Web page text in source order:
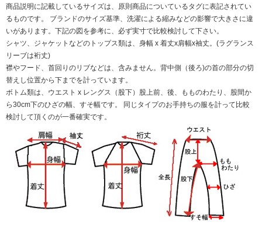
商品説明に記載しているサイズは、原則商品についているタグに表記されてい
るものです。 ブランドのサイズ基準、洗濯による縮みなどの影響で大きさに違
いがあります。下記の図を参考に、必ず実寸で比較検討して下さい。
シャツ、ジャケットなどのトップス類は、身幅 x 着丈x肩幅x袖丈。(ラグランス
リーブは裄丈)
襟やフード、首回りのリブなどは、含みません。背中側（後ろ)の首の部分の切
替えし位置から下までを計っています。
ボトム類は、ウエスト x レングス（股下）股上前、後、もものわたり、股間か
ら30cm下のひざの幅、すそ幅です。 同じタイプのお手持ちの服を計って比較
検討して頂くのが一番確実です。